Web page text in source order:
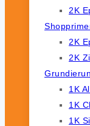
2K
2K
2K
1K
1K
1K